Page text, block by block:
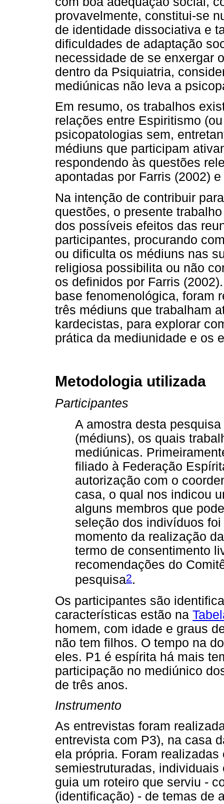
provavelmente, constitui-se
de identidade dissociativa e
dificuldades de adaptação
necessidade de se enxergar
dentro da Psiquiatria,
mediúnicas não leva a
Em resumo, os trabalhos
relações entre Espiritismo
psicopatologias sem,
médiuns que participam
respondendo às questões
apontadas por Farris (2002)
Na intenção de contribuir
questões, o presente
dos possíveis efeitos das
participantes, procurando
ou dificulta os médiuns nas
religiosa possibilita ou não
os definidos por Farris
base fenomenológica, foram
três médiuns que trabalham
kardecistas, para explorar
prática da mediunidade e os
Metodologia utilizada
Participantes
A amostra desta
(médiuns), os quais
mediúnicas.
filiado à Federação
autorização com o
casa, o qual nos indicou
alguns membros que
seleção dos indivíduos
momento da realização
termo de consentimento
recomendações do
pesquisa2.
Os participantes são
características estão na
homem, com idade e graus
não tem filhos. O tempo na
eles. P1 é espírita há mais
participação no mediúnico
de três anos.
Instrumento
As entrevistas foram
entrevista com P3), na casa
ela própria. Foram
semiestruturadas,
guia um roteiro que serviu -
(identificação) - de temas de